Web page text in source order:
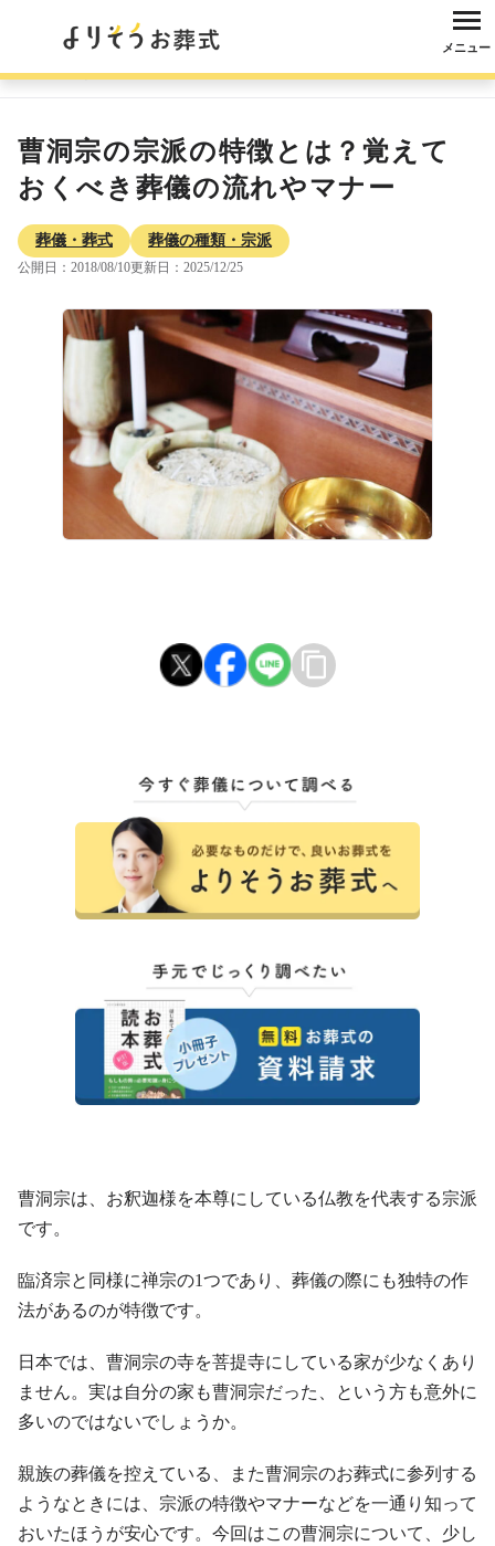
メニュー
よりそうお葬式 コラム 葬儀・葬式 葬儀の種類・宗派 曹洞宗の宗
曹洞宗の宗派の特徴とは？覚えて
おくべき葬儀の流れやマナー
葬儀・葬式 葬儀の種類・宗派
公開日：2018/08/10更新日：2025/12/25
曹洞宗は、お釈迦様を本尊にしている仏教を代表する宗派
です。
臨済宗と同様に禅宗の1つであり、葬儀の際にも独特の作
法があるのが特徴です。
日本では、曹洞宗の寺を菩提寺にしている家が少なくあり
ません。実は自分の家も曹洞宗だった、という方も意外に
多いのではないでしょうか。
親族の葬儀を控えている、また曹洞宗のお葬式に参列する
ようなときには、宗派の特徴やマナーなどを一通り知って
おいたほうが安心です。今回はこの曹洞宗について、少し